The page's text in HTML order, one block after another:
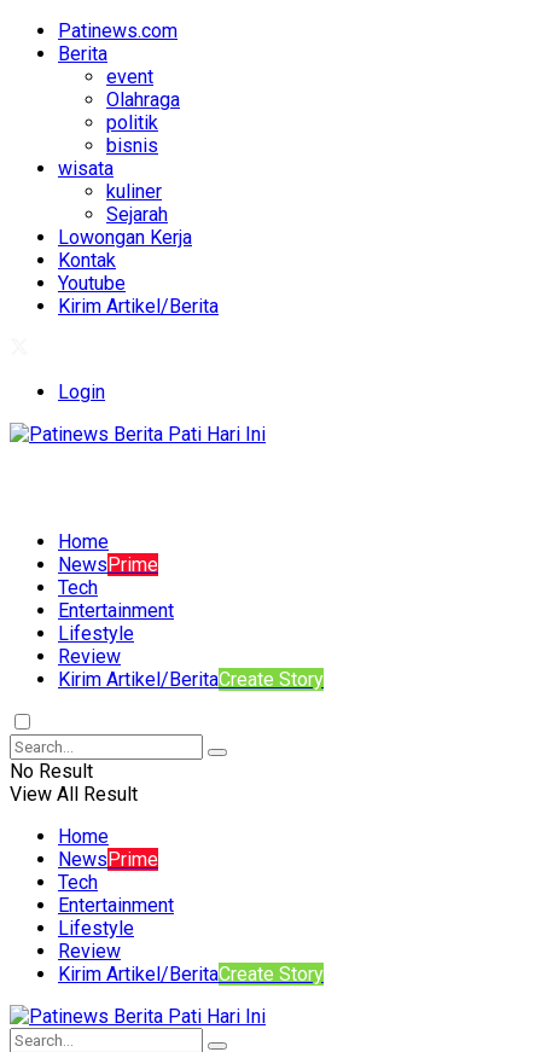
Patinews.com
Berita
event
Olahraga
politik
bisnis
wisata
kuliner
Sejarah
Lowongan Kerja
Kontak
Youtube
Kirim Artikel/Berita
Login
Home
NewsPrime
Tech
Entertainment
Lifestyle
Review
Kirim Artikel/BeritaCreate Story
No Result
View All Result
Home
NewsPrime
Tech
Entertainment
Lifestyle
Review
Kirim Artikel/BeritaCreate Story